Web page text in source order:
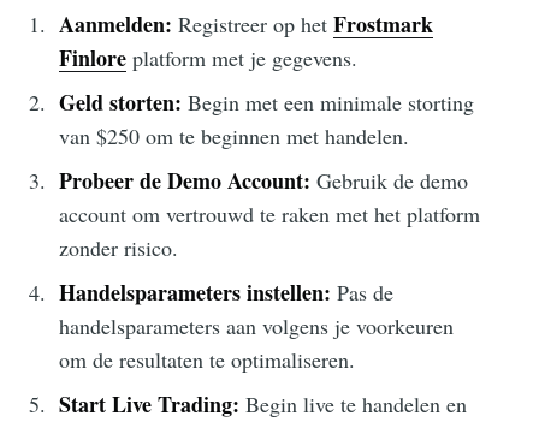
Aanmelden: Registreer op het Frostmark
Finloreplatform met je gegevens.
Geld storten: Begin met een minimale storting
van $250 om te beginnen met handelen.
Probeer de Demo Account: Gebruik de demo
account om vertrouwd te raken met het platform
zonder risico.
Handelsparameters instellen: Pas de
handelsparameters aan volgens je voorkeuren
om de resultaten te optimaliseren.
Start Live Trading: Begin live te handelen en